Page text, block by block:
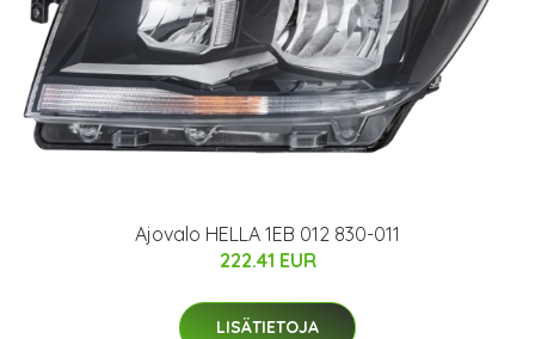
Ajovalo HELLA 1EB 012 830-011
222.41 EUR
LISÄTIETOJA